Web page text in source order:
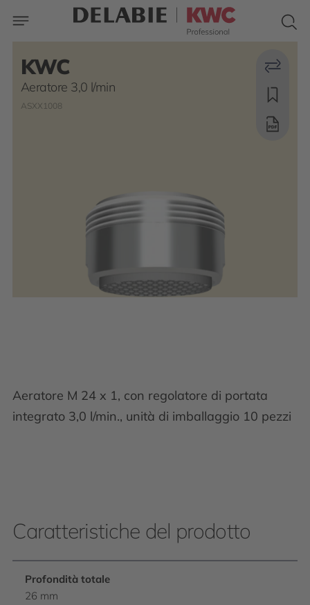
KWC
Aeratore 3,0 l/min
ASXX1008
Aeratore M 24 x 1, con regolatore di portata
integrato 3,0 l/min., unità di imballaggio 10 pezzi
Caratteristiche del prodotto
Profondità totale
26 mm